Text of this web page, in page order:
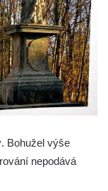
Bohužel výše
nepodává